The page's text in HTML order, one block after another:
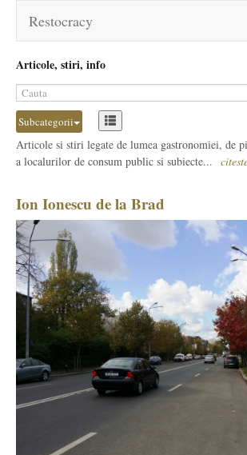
Restocracy
Articole, stiri, info
Subcategorii
Articole si stiri legate de lumea gastronomiei, de
a localurilor de consum public si subiecte...
Ion Ionescu de la Brad